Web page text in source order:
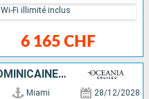
6 165 CHF
Wi-Fi illimité inclus
ÉTATS-UNIS, RÉPUBLIQUE DOMINICAINE, ARUBA, BONAIRE, SAINTE-LUCIE, ANTIGUA-ET-BARBUDA, SAINT VINCENT-ET-LES-GRENADINES
Miami 28/12/2028